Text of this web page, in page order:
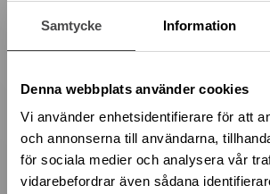
Samtycke Information
Denna webbplats använder cookies
Vi använder enhetsidentifierare för att
och annonserna till användarna,
för sociala medier och analysera vår
vidarebefordrar även sådana